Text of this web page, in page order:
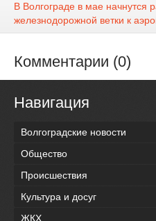
В Волгограде в мае начнутся
железнодорожной ветки к
Комментарии (0)
Навигация
Волгоградские новости
Общество
Происшествия
Культура и досуг
ЖКХ